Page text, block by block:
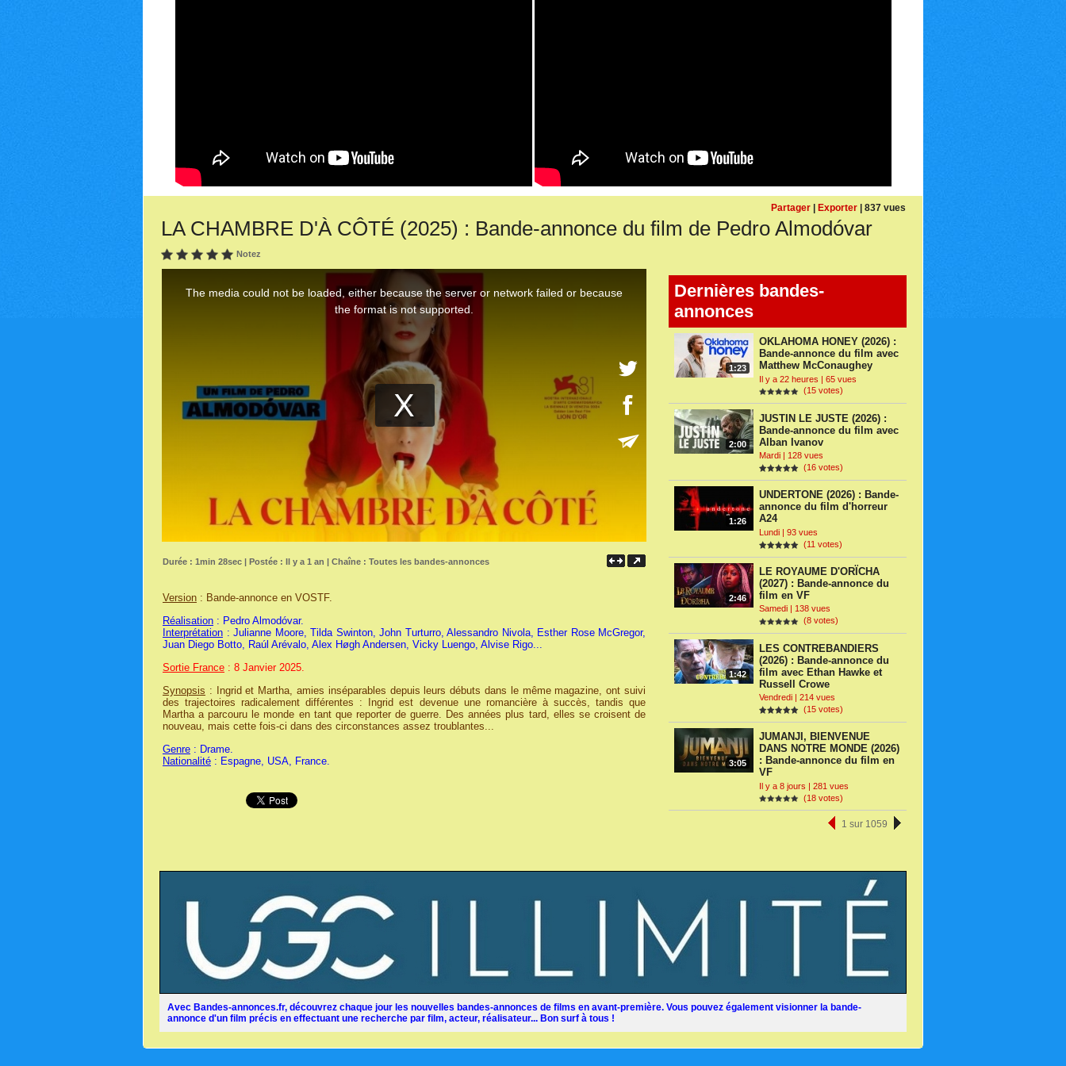
Partager | Exporter | 837 vues
LA CHAMBRE D'À CÔTÉ (2025) : Bande-annonce du film de Pedro Almodóvar
Notez
Dernières bandes-
annonces
1:23
OKLAHOMA HONEY (2026) :
Bande-annonce du film avec
Matthew McConaughey
Il y a 22 heures | 65 vues
(15 votes)
2:00
JUSTIN LE JUSTE (2026) :
Bande-annonce du film avec
Alban Ivanov
Mardi | 128 vues
(16 votes)
1:26
UNDERTONE (2026) : Bande-
annonce du film d'horreur
A24
Lundi | 93 vues
(11 votes)
2:46
LE ROYAUME D'ORÏCHA
(2027) : Bande-annonce du
film en VF
Samedi | 138 vues
(8 votes)
1:42
LES CONTREBANDIERS
(2026) : Bande-annonce du
film avec Ethan Hawke et
Russell Crowe
Vendredi | 214 vues
(15 votes)
3:05
JUMANJI, BIENVENUE
DANS NOTRE MONDE (2026)
: Bande-annonce du film en
VF
Il y a 8 jours | 281 vues
(18 votes)
1 sur 1059
Durée : 1min 28sec | Postée : Il y a 1 an | Chaîne : Toutes les bandes-annonces
Version : Bande-annonce en VOSTF.
Réalisation : Pedro Almodóvar.
Interprétation : Julianne Moore, Tilda Swinton, John Turturro, Alessandro Nivola, Esther Rose McGregor,
Juan Diego Botto, Raúl Arévalo, Alex Høgh Andersen, Vicky Luengo, Alvise Rigo...
Sortie France : 8 Janvier 2025.
Synopsis : Ingrid et Martha, amies inséparables depuis leurs débuts dans le même magazine, ont suivi
des trajectoires radicalement différentes : Ingrid est devenue une romancière à succès, tandis que
Martha a parcouru le monde en tant que reporter de guerre. Des années plus tard, elles se croisent de
nouveau, mais cette fois-ci dans des circonstances assez troublantes...
Genre : Drame.
Nationalité : Espagne, USA, France.
Avec Bandes-annonces.fr, découvrez chaque jour les nouvelles bandes-annonces de films en avant-première. Vous pouvez également visionner la bande-
annonce d'un film précis en effectuant une recherche par film, acteur, réalisateur... Bon surf à tous !